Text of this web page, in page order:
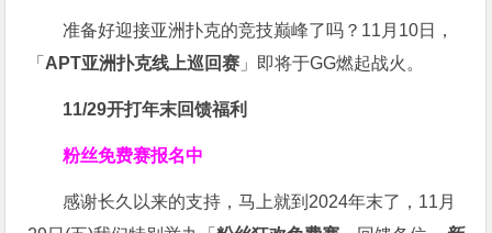
准备好迎接亚洲扑克的竞技巅峰了吗？11月10日，
「APT亚洲扑克线上巡回赛 」即将于GG燃起战火。
11/29开打年末回馈福利
粉丝免费赛报名中
感谢长久以来的支持，马上就到2024年末了，11月